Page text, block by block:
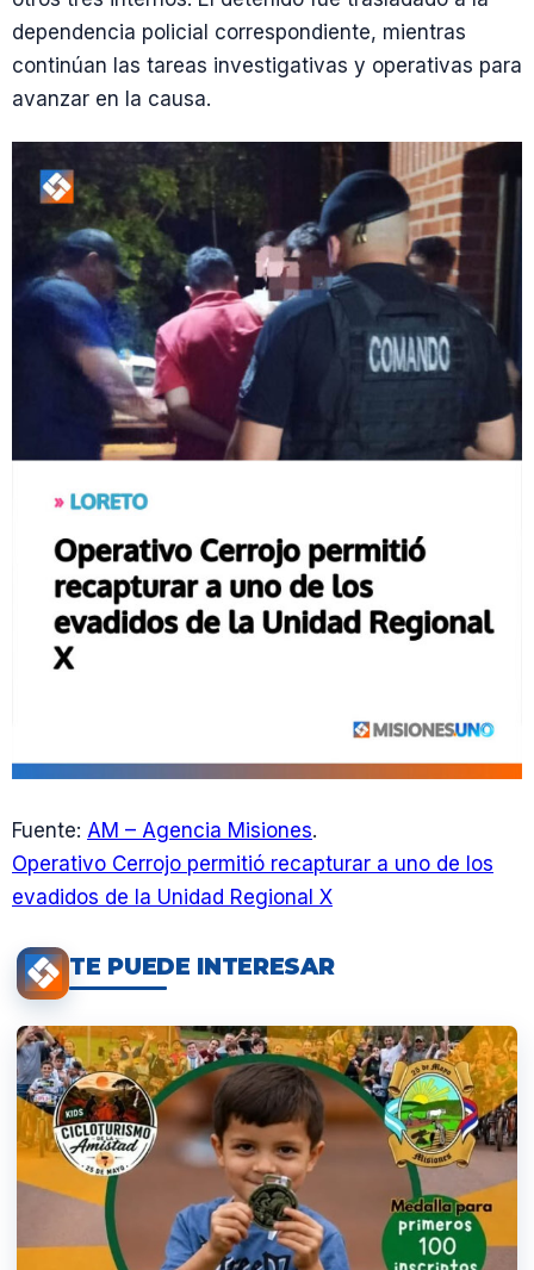
dependencia policial correspondiente, mientras
continúan las tareas investigativas y operativas para
avanzar en la causa.
Fuente: AM – Agencia Misiones.
Operativo Cerrojo permitió recapturar a uno de los
evadidos de la Unidad Regional X
TE PUEDE INTERESAR